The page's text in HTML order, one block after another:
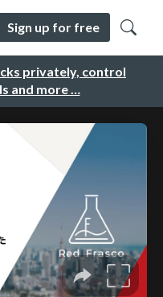
privately, control
and more …
Sign up for free